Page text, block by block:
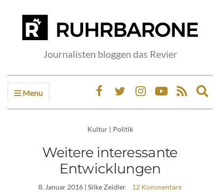
Journalisten bloggen das Revier
Menu
Kultur | Politik
Weitere interessante
Entwicklungen
8. Januar 2016 | Silke Zeidler 12 Kommentare